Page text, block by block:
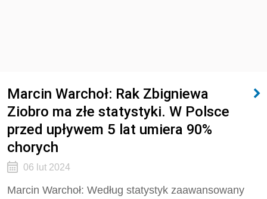
Marcin Warchoł: Rak Zbigniewa
Ziobro ma złe statystyki. W Polsce
przed upływem 5 lat umiera 90%
chorych
06 lut 2024
Marcin Warchoł: Według statystyk zaawansowany